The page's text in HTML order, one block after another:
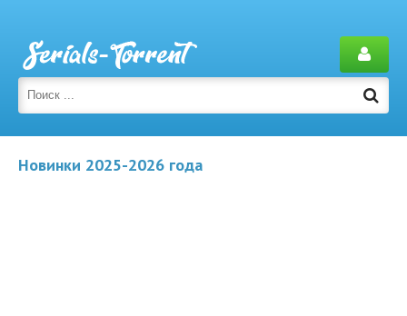
Новинки 2025-2026 года